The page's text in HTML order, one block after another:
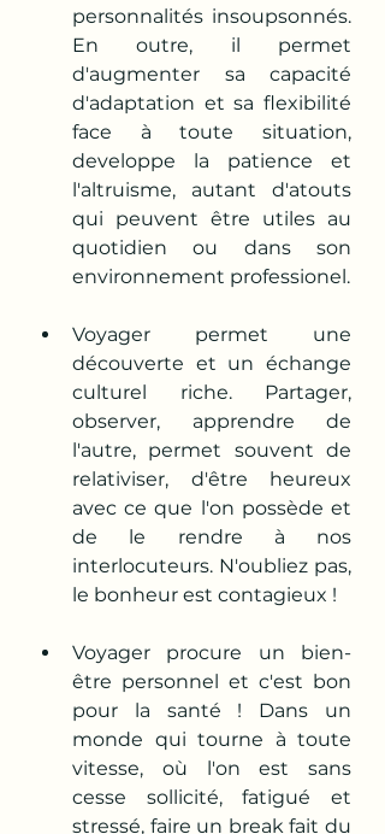
personnalités insoupsonnés.
En outre, il permet
d'augmenter sa capacité
d'adaptation et sa flexibilité
face à toute situation,
developpe la patience et
l'altruisme, autant d'atouts
qui peuvent être utiles au
quotidien ou dans son
environnement professionel.
Voyager permet une
découverte et un échange
culturel riche. Partager,
observer, apprendre de
l'autre, permet souvent de
relativiser, d'être heureux
avec ce que l'on possède et
de le rendre à nos
interlocuteurs. N'oubliez pas,
le bonheur est contagieux !
Voyager procure un bien-
être personnel et c'est bon
pour la santé ! Dans un
monde qui tourne à toute
vitesse, où l'on est sans
cesse sollicité, fatigué et
stressé, faire un break fait du